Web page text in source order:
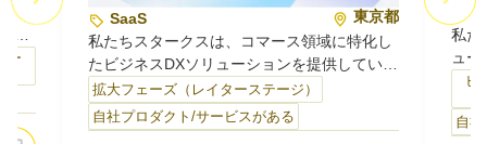
・
像
核
像
や
ー
SaaS
東京都
私たちスタークスは、コマース領域に特化し
たビジネスDXソリューションを提供していま
す。人口減少により新規顧客の獲得コストが
上がり続ける市場において、「売って終わ
り」の関係を脱し、既存顧客のLTV（顧客生
拡大フェーズ（レイターステージ）
自社プロダクト/サービスがある
私た
ュー
開
理
ビ
自